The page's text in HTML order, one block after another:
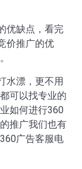
优缺点，看完
价推广的优
水漂，更不用
可以找专业的
如何进行360
推广我们也有
广告客服电